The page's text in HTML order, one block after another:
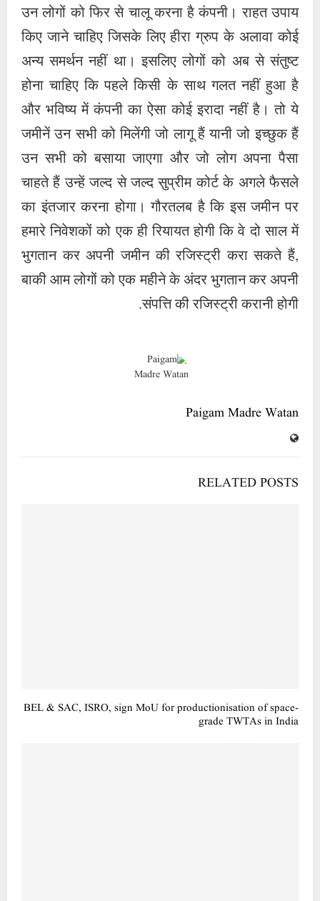
उन लोगों को फिर से चालू करना है कंपनी। राहत उपाय
किए जाने चाहिए जिसके लिए हीरा ग्रुप के अलावा कोई
अन्य समर्थन नहीं था। इसलिए लोगों को अब से संतुष्ट
होना चाहिए कि पहले किसी के साथ गलत नहीं हुआ है
और भविष्य में कंपनी का ऐसा कोई इरादा नहीं है। तो ये
जमीनें उन सभी को मिलेंगी जो लागू हैं यानी जो इच्छुक हैं
उन सभी को बसाया जाएगा और जो लोग अपना पैसा
चाहते हैं उन्हें जल्द से जल्द सुप्रीम कोर्ट के अगले फैसले
का इंतजार करना होगा। गौरतलब है कि इस जमीन पर
हमारे निवेशकों को एक ही रियायत होगी कि वे दो साल में
भुगतान कर अपनी जमीन की रजिस्ट्री करा सकते हैं,
बाकी आम लोगों को एक महीने के अंदर भुगतान कर अपनी
संपत्ति की रजिस्ट्री करानी होगी.
Paigam Madre Watan
RELATED POSTS
BEL & SAC, ISRO, sign MoU for productionisation of space-
grade TWTAs in India